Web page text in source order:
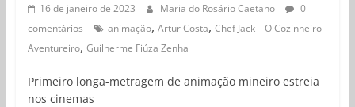
16 de janeiro de 2023 Maria do Rosário Caetano
0
comentários
animação, Artur Costa, Chef Jack – O Cozinheiro
Aventureiro, Guilherme Fiúza Zenha
Primeiro longa-metragem de animação mineiro estreia
nos cinemas